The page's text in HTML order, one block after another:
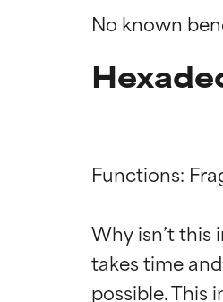
No known
Functions:
Why isn’t this
takes time